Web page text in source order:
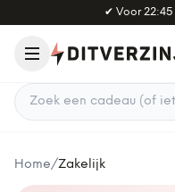
Naar hoofdinhoud
✔ Voor 22:45
Zoek een cadeau
Home/Zakelijk